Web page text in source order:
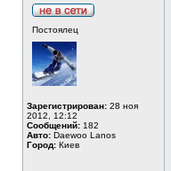
Постоялец
Зарегистрирован: 28 ноя
2012, 12:12
Сообщений: 182
Авто: Daewoo Lanos
Город: Киев